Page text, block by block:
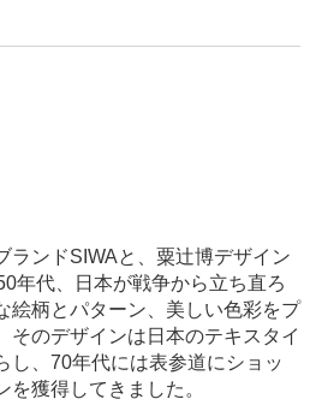
ランドSIWAと、粟辻博デザイン
年代、日本が戦争から立ち直ろ
絵柄とパターン、美しい色彩をプ
そのデザインは日本のテキスタイ
し、70年代には表参道にショッ
獲得してきました。